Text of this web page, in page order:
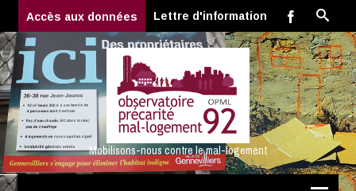
Accès aux données Lettre d'information
Mobilisons-nous contre le mal-logement